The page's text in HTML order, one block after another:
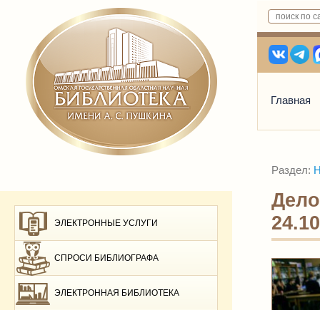
Главная
ЭЛЕКТРОННЫЕ УСЛУГИ
СПРОСИ БИБЛИОГРАФА
ЭЛЕКТРОННАЯ БИБЛИОТЕКА
Раздел: